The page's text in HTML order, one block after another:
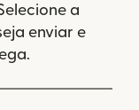
a
enviar e